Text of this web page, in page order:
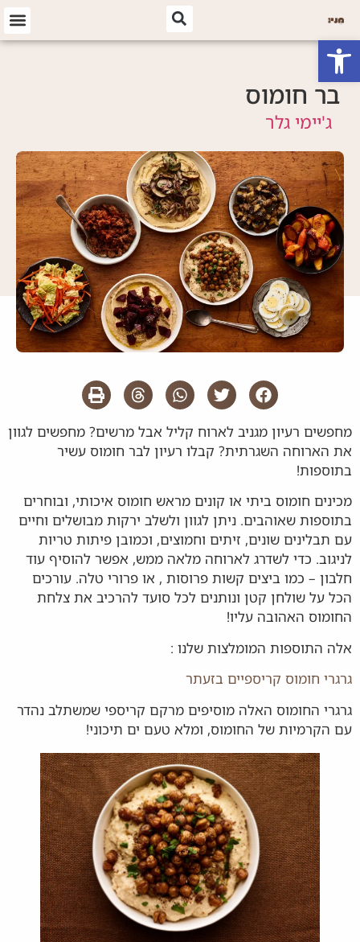
פתח סרגל נגישות
בר חומוס
ג'יימי גלר
מחפשים רעיון מגניב לארוח קליל אבל מרשים? מחפשים לגוון
את הארוחה השגרתית? קבלו רעיון לבר חומוס עשיר
בתוספות!
מכינים חומוס ביתי או קונים מראש חומוס איכותי, ובוחרים
בתוספות שאוהבים. ניתן לגוון ולשלב ירקות מבושלים וחיים
עם תבלינים שונים, זיתים וחמוצים, וכמובן פיתות טריות
לניגוב. כדי לשדרג לארוחה מלאה ממש, אפשר להוסיף עוד
חלבון – כמו ביצים קשות פרוסות , או פרורי טלה. עורכים
הכל על שולחן קטן ונותנים לכל סועד להרכיב את צלחת
החומוס האהובה עליו!
אלה התוספות המומלצות שלנו :
גרגרי חומוס קריספיים בזעתר
גרגרי החומוס האלה מוסיפים מרקם קריספי שמשתלב נהדר
עם הקרמיות של החומוס, ומלא טעם ים תיכוני!